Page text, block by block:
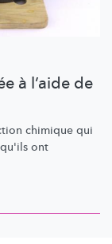
à l’aide de
chimique qui
ont